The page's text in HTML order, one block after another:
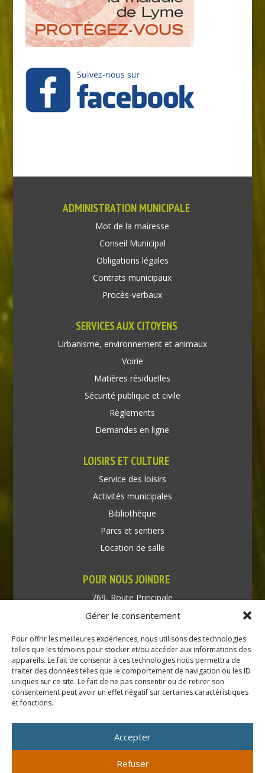
Gérer le consentement
Pour offrir les meilleures expériences, nous utilisons des technologies
telles que les témoins pour stocker et/ou accéder aux informations des
appareils. Le fait de consentir à ces technologies nous permettra de
traiter des données telles que le comportement de navigation ou les ID
uniques sur ce site. Le fait de ne pas consentir ou de retirer son
consentement peut avoir un effet négatif sur certaines caractéristiques
et fonctions.
Accepter
Refuser
ADMINISTRATION MUNICIPALE
Mot de la mairesse
Conseil Municipal
Obligations légales
Contrats municipaux
Procès-verbaux
SERVICES AUX CITOYENS
Urbanisme, environnement et animaux
Voirie
Matières résiduelles
Sécurité publique et civile
Règlements
Demandes en ligne
LOISIRS ET CULTURE
Service des loisirs
Activités municipales
Bibliothèque
Parcs et sentiers
Location de salle
POUR NOUS JOINDRE
769, Route Principale
Très-Saint-Rédempteur
Téléphone : (450) 451-5203
Direction générale :
dir@tressaintredempteur.ca